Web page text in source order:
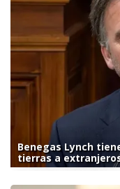
Benegas Lynch
tierras a